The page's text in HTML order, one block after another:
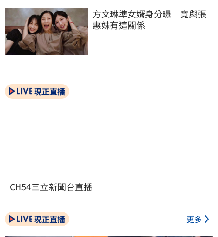
方文琳準女婿身分曝　竟與張
惠妹有這關係
現正直播
CH54三立新聞台直播
現正直播 更多